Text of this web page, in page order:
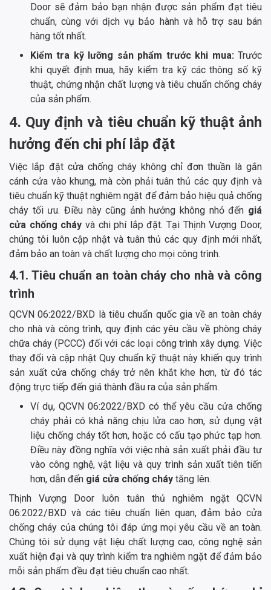
Door sẽ đảm bảo bạn nhận được sản phẩm đạt tiêu
chuẩn, cùng với dịch vụ bảo hành và hỗ trợ sau bán
hàng tốt nhất.
Kiểm tra kỹ lưỡng sản phẩm trước khi mua: Trước
khi quyết định mua, hãy kiểm tra kỹ các thông số kỹ
thuật, chứng nhận chất lượng và tiêu chuẩn chống cháy
của sản phẩm.
4. Quy định và tiêu chuẩn kỹ thuật ảnh
hưởng đến chi phí lắp đặt
Việc lắp đặt cửa chống cháy không chỉ đơn thuần là gắn
cánh cửa vào khung, mà còn phải tuân thủ các quy định và
tiêu chuẩn kỹ thuật nghiêm ngặt để đảm bảo hiệu quả chống
cháy tối ưu. Điều này cũng ảnh hưởng không nhỏ đến giá
cửa chống cháy và chi phí lắp đặt. Tại Thịnh Vượng Door,
chúng tôi luôn cập nhật và tuân thủ các quy định mới nhất,
đảm bảo an toàn và chất lượng cho mọi công trình.
4.1. Tiêu chuẩn an toàn cháy cho nhà và công
trình
QCVN 06:2022/BXD là tiêu chuẩn quốc gia về an toàn cháy
cho nhà và công trình, quy định các yêu cầu về phòng cháy
chữa cháy (PCCC) đối với các loại công trình xây dựng. Việc
thay đổi và cập nhật Quy chuẩn kỹ thuật này khiến quy trình
sản xuất cửa chống cháy trở nên khắt khe hơn, từ đó tác
động trực tiếp đến giá thành đầu ra của sản phẩm.
Ví dụ, QCVN 06:2022/BXD có thể yêu cầu cửa chống
cháy phải có khả năng chịu lửa cao hơn, sử dụng vật
liệu chống cháy tốt hơn, hoặc có cấu tạo phức tạp hơn.
Điều này đồng nghĩa với việc nhà sản xuất phải đầu tư
vào công nghệ, vật liệu và quy trình sản xuất tiên tiến
hơn, dẫn đến giá cửa chống cháy tăng lên.
Thịnh Vượng Door luôn tuân thủ nghiêm ngặt QCVN
06:2022/BXD và các tiêu chuẩn liên quan, đảm bảo cửa
chống cháy của chúng tôi đáp ứng mọi yêu cầu về an toàn.
Chúng tôi sử dụng vật liệu chất lượng cao, công nghệ sản
xuất hiện đại và quy trình kiểm tra nghiêm ngặt để đảm bảo
mỗi sản phẩm đều đạt tiêu chuẩn cao nhất.